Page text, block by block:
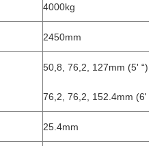
4000kg
2450mm
50,8, 76,2, 127mm (5' “)
76,2, 76,2, 152.4mm (6' “)
25.4mm